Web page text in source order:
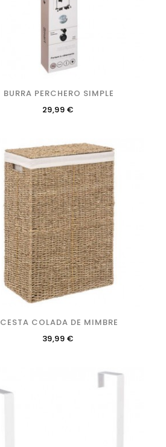
BURRA PERCHERO SIMPLE
Precio
29,99 €
CESTA COLADA DE MIMBRE
Precio
39,99 €